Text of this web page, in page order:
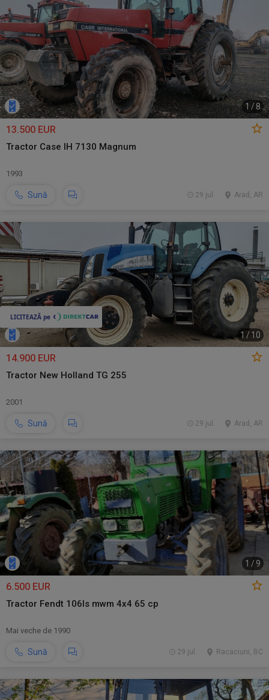
1/8
13.500 EUR
Tractor Case IH 7130 Magnum
1993
Sună Arad, AR
29 jul.
1 /10
14.900 EUR
Tractor New Holland TG 255
2001
Sună Arad, AR
29 jul.
1 / 9
6.500 EUR
Tractor Fendt 106ls mwm 4x4 65 cp
Mai veche de 1990
Sună Racaciuni, BC
29 jul.